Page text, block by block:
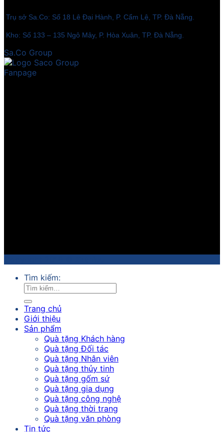
Trụ sở Sa.Co: Số 18 Lê Đại Hành, P. Cẩm Lệ, TP. Đà Nẵng.
Kho: Số 133 – 135 Ngô Mây, P. Hòa Xuân, TP. Đà Nẵng.
Sa.Co Group
Fanpage
Tìm kiếm:
Trang chủ
Giới thiệu
Sản phẩm
Quà tặng Khách hàng
Quà tặng Đối tác
Quà tặng Nhân viên
Quà tặng thủy tinh
Quà tặng gốm sứ
Quà tặng gia dụng
Quà tặng công nghệ
Quà tặng thời trang
Quà tặng văn phòng
Tin tức